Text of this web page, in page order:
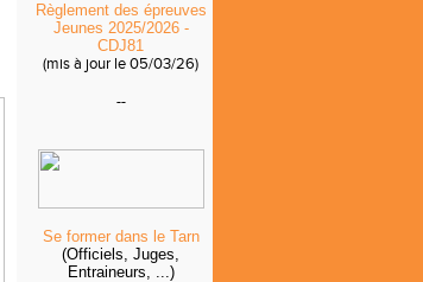
Règlement des épreuves
Jeunes 2025/2026 -
CDJ81
(mis à jour le 05/03/26)
--
Se former dans le Tarn
(Officiels, Juges,
Entraineurs, ...)